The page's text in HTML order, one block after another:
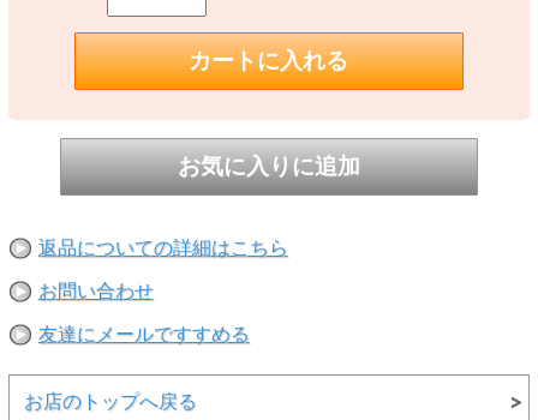
テゴリーの商品を生み続けることで、ファッション・カルチャーの領
域でも高い支持を受けています。
代表的なモデルの59FIFTY®をはじめ、多彩なシルエットのヘッドウ
ェアから、アパレル、バッグ、アクセサリーまで多彩なラインナップ
を展開しています。
【素材】
※撮影時の環境やご使用のPCモニター等の環境により実際の色味と
多少異なる場合があります。
※当店取扱い商品は一部店頭在庫と共有をしております。
ご注文時に「在庫あり」の表示でも、実際は売り違いにより欠品が発
す。完売や欠品の場合は大変ご迷惑をおかけしますが、予めご了承の
うえ注文頂けますようお願い申し上げます。
返品についての詳細はこちら
お問い合わせ
友達にメールですすめる
お店のトップへ戻る